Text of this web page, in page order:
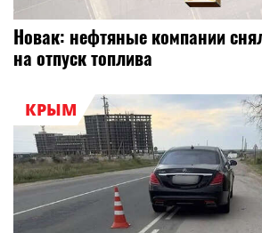
Новак: нефтяные компании
на отпуск топлива
КРЫМ